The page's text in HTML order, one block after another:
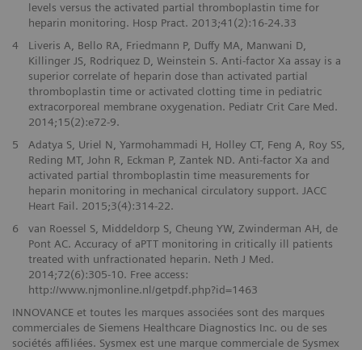
levels versus the activated partial thromboplastin time for
heparin monitoring. Hosp Pract. 2013;41(2):16-24.33
4
Liveris A, Bello RA, Friedmann P, Duffy MA, Manwani D,
Killinger JS, Rodriquez D, Weinstein S. Anti-factor Xa assay is a
superior correlate of heparin dose than activated partial
thromboplastin time or activated clotting time in pediatric
extracorporeal membrane oxygenation. Pediatr Crit Care Med.
2014;15(2):e72-9.
5
Adatya S, Uriel N, Yarmohammadi H, Holley CT, Feng A, Roy SS,
Reding MT, John R, Eckman P, Zantek ND. Anti-factor Xa and
activated partial thromboplastin time measurements for
heparin monitoring in mechanical circulatory support. JACC
Heart Fail. 2015;3(4):314-22.
6
van Roessel S, Middeldorp S, Cheung YW, Zwinderman AH, de
Pont AC. Accuracy of aPTT monitoring in critically ill patients
treated with unfractionated heparin. Neth J Med.
2014;72(6):305-10. Free access:
http://www.njmonline.nl/getpdf.php?id=1463
INNOVANCE et toutes les marques associées sont des marques
commerciales de Siemens Healthcare Diagnostics Inc. ou de ses
sociétés affiliées. Sysmex est une marque commerciale de Sysmex